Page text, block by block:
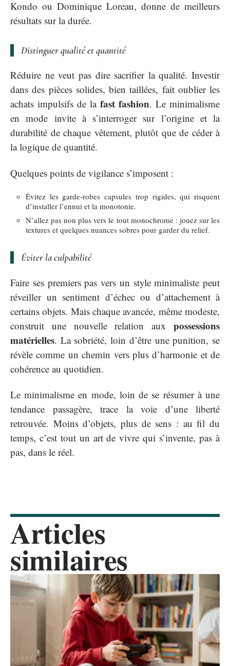
Kondo ou Dominique Loreau, donne de meilleurs
résultats sur la durée.
Distinguer qualité et quantité
Réduire ne veut pas dire sacrifier la qualité. Investir
dans des pièces solides, bien taillées, fait oublier les
achats impulsifs de la fast fashion. Le minimalisme
en mode invite à s’interroger sur l’origine et la
durabilité de chaque vêtement, plutôt que de céder à
la logique de quantité.
Quelques points de vigilance s’imposent :
Évitez les garde-robes capsules trop rigides, qui risquent
d’installer l’ennui et la monotonie.
N’allez pas non plus vers le tout monochrome : jouez sur les
textures et quelques nuances sobres pour garder du relief.
Éviter la culpabilité
Faire ses premiers pas vers un style minimaliste peut
réveiller un sentiment d’échec ou d’attachement à
certains objets. Mais chaque avancée, même modeste,
construit une nouvelle relation aux possessions
matérielles. La sobriété, loin d’être une punition, se
révèle comme un chemin vers plus d’harmonie et de
cohérence au quotidien.
Le minimalisme en mode, loin de se résumer à une
tendance passagère, trace la voie d’une liberté
retrouvée. Moins d’objets, plus de sens : au fil du
temps, c’est tout un art de vivre qui s’invente, pas à
pas, dans le réel.
Articles
similaires